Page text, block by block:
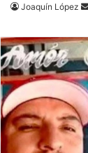
Joaquín López